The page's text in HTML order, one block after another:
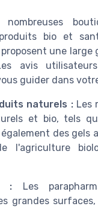
bio et
une large
avis
guider dans
naturels :Les
et bio, tels
des gels
l'agriculture
:Les
grandes